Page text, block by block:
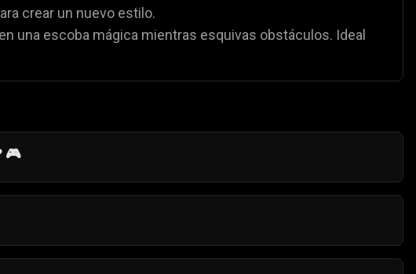
crear un nuevo estilo.
una escoba mágica mientras esquivas obstáculos. Ideal
🎮
gratuitos y no tienen costes ocultos.